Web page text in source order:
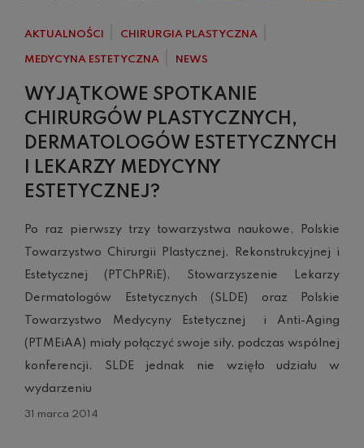
AKTUALNOŚCI CHIRURGIA PLASTYCZNA
MEDYCYNA ESTETYCZNA NEWS
WYJĄTKOWE SPOTKANIE
CHIRURGÓW PLASTYCZNYCH,
DERMATOLOGÓW ESTETYCZNYCH
I LEKARZY MEDYCYNY
ESTETYCZNEJ?
31 marca 2014
Po raz pierwszy trzy towarzystwa naukowe, Polskie
Towarzystwo Chirurgii Plastycznej, Rekonstrukcyjnej i
Estetycznej (PTChPRiE), Stowarzyszenie Lekarzy
Dermatologów Estetycznych (SLDE) oraz Polskie
Towarzystwo Medycyny Estetycznej i Anti-Aging
(PTMEiAA) miały połączyć swoje siły, podczas wspólnej
konferencji. SLDE jednak nie wzięło udziału w
wydarzeniu